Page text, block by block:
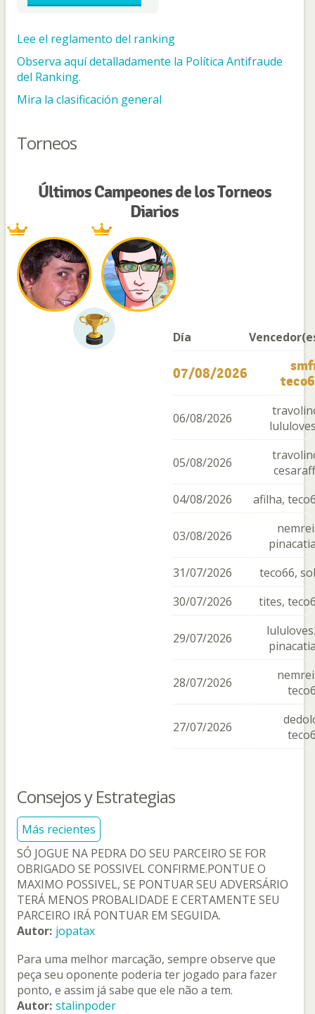
Lee el reglamento del ranking
Observa aquí detalladamente la Política Antifraude
del Ranking.
Mira la clasificación general
Torneos
Últimos Campeones de los Torneos
Diarios
Día
07/08/2026
06/08/2026
05/08/2026
04/08/2026
afilha,
03/08/2026
31/07/2026
teco66,
30/07/2026
tites,
29/07/2026
28/07/2026
27/07/2026
Consejos y Estrategias
Más recientes
SÓ JOGUE NA PEDRA DO SEU PARCEIRO SE FOR
OBRIGADO SE POSSIVEL CONFIRME.PONTUE O
MAXIMO POSSIVEL, SE PONTUAR SEU ADVERSÁRIO
TERÁ MENOS PROBALIDADE E CERTAMENTE SEU
PARCEIRO IRÁ PONTUAR EM SEGUIDA.
Autor: jopatax
Para uma melhor marcação, sempre observe que
peça seu oponente poderia ter jogado para fazer
ponto, e assim já sabe que ele não a tem.
Autor: stalinpoder